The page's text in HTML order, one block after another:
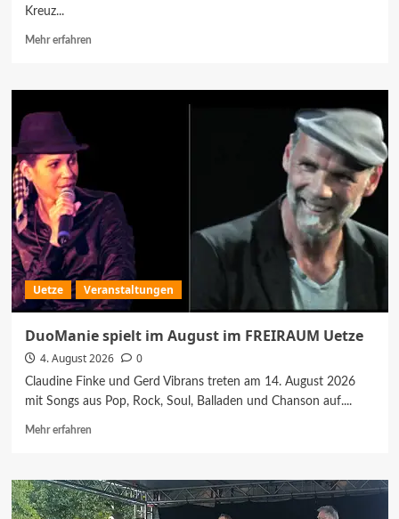
Kreuz...
Mehr erfahrenMehr
DRK
der
Kirche
in
Eltze
auf
Uetze Veranstaltungen
DuoManie spielt im August im FREIRAUM Uetze
4. August 2026 0
Claudine Finke und Gerd Vibrans treten am 14. August 2026
mit Songs aus Pop, Rock, Soul, Balladen und Chanson auf....
Mehr erfahrenMehr
DuoManie
spielt
im